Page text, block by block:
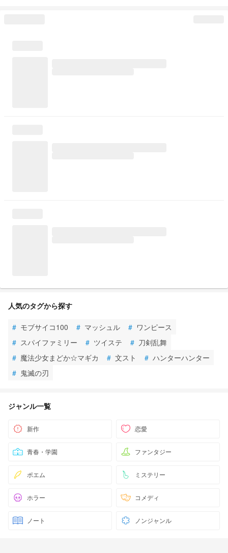
人気のタグから探す
# モブサイコ100 # マッシュル # ワンピース
# スパイファミリー # ツイステ # 刀剣乱舞
# 魔法少女まどか☆マギカ # 文スト # ハンターハンター
# 鬼滅の刃
ジャンル一覧
新作 恋愛
青春・学園 ファンタジー
ポエム ミステリー
ホラー コメディ
ノート ノンジャンル